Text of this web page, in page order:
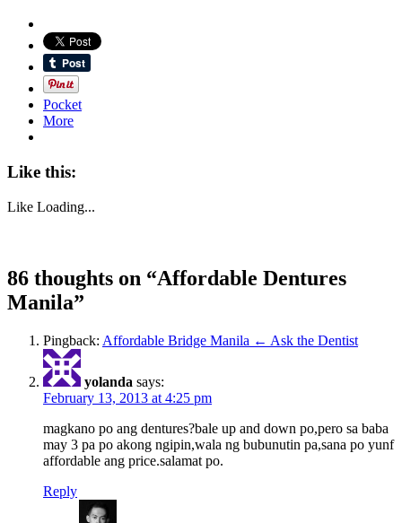
Pocket
More
Like this:
Like Loading...
86 thoughts on “Affordable Dentures
Manila”
Pingback: Affordable Bridge Manila ← Ask the Dentist
yolanda says:
February 13, 2013 at 4:25 pm
magkano po ang dentures?bale up and down po,pero sa baba
may 3 pa po akong ngipin,wala ng bubunutin pa,sana po yunf
affordable ang price.salamat po.
Reply